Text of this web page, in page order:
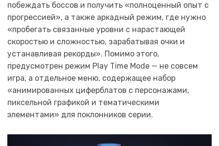
побеждать боссов и получить «полноценный опыт с
прогрессией», а также аркадный режим, где нужно
«пробегать связанные уровни с нарастающей
скоростью и сложностью, зарабатывая очки и
устанавливая рекорды». Помимо этого,
предусмотрен режим Play Time Mode — не совсем
игра, а отдельное меню, содержащее набор
«анимированных циферблатов с персонажами,
пиксельной графикой и тематическими
элементами» для поклонников серии.